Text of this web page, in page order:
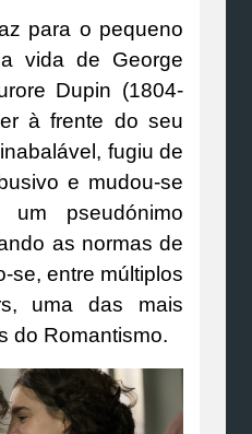
para o pequeno
vida de George
Dupin (1804-
à frente do seu
fugiu de
e mudou-se
pseudónimo
as normas de
se, entre múltiplos
uma das mais
do Romantismo.